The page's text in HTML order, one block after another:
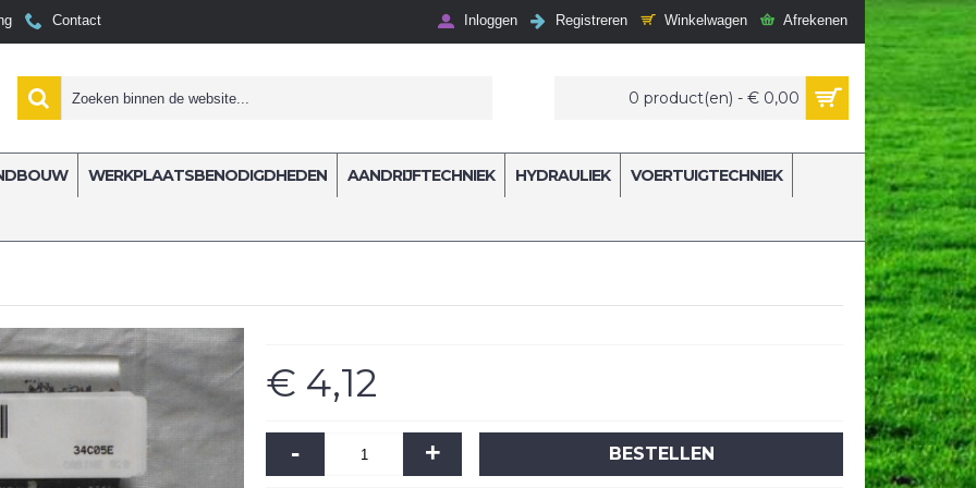
Contact Inloggen Registreren Winkelwagen Afrekenen
0 product(en) - € 0,00
WERKPLAATSBENODIGDHEDEN AANDRIJFTECHNIEK HYDRAULIEK VOERTUIGTECHNIEK
€ 4,12
- + BESTELLEN